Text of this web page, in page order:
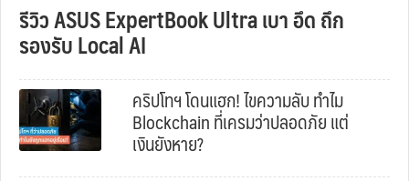
รีวิว ASUS ExpertBook Ultra เบา อึด ถึก
รองรับ Local AI
คริปโทฯ โดนแฮก! ไขความลับ ทำไม
Blockchain ที่เครมว่าปลอดภัย แต่
เงินยังหาย?